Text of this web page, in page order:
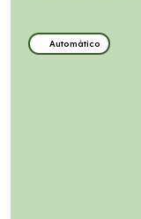
Automático